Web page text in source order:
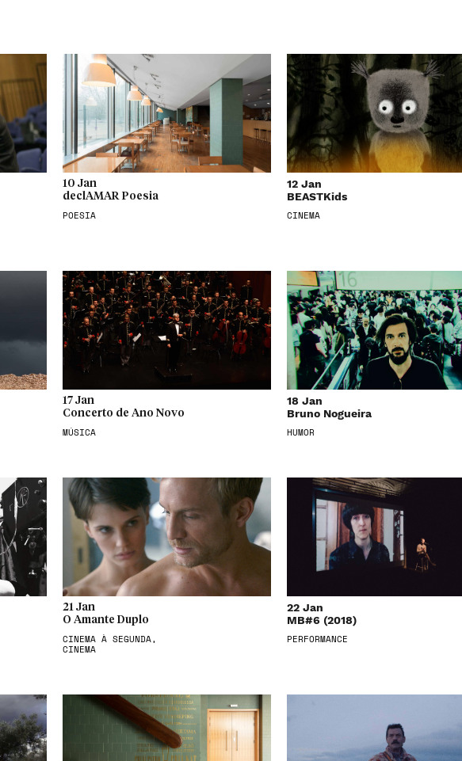
10 Jan
declAMAR Poesia
POESIA
12 Jan
BEASTKids
CINEMA
17 Jan
Concerto de Ano Novo
MÚSICA
18 Jan
Bruno Nogueira
HUMOR
21 Jan
O Amante Duplo
CINEMA À SEGUNDA,
CINEMA
22 Jan
MB#6 (2018)
PERFORMANCE